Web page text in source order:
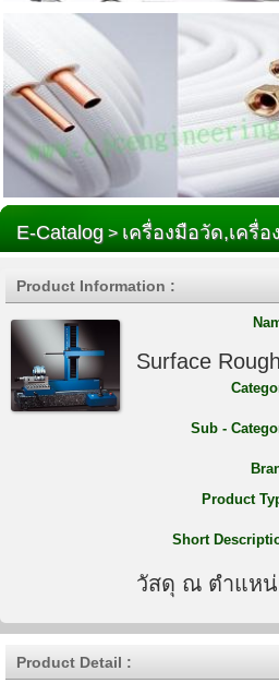
E-Catalog > เครื่องมือวัด,เครื่
Product Information :
Surface
Sub -
Product
Short
วัสดุ ณ ตำแหน่
Product Detail :